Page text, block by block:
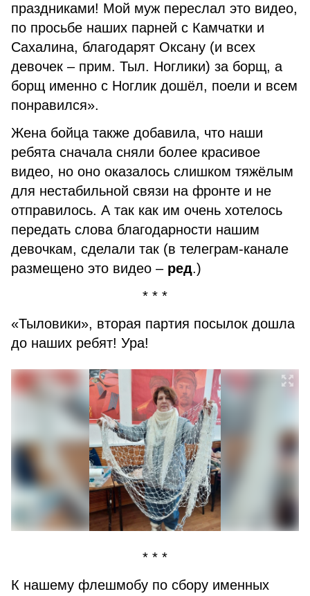
праздниками! Мой муж переслал это видео,
по просьбе наших парней с Камчатки и
Сахалина, благодарят Оксану (и всех
девочек – прим. Тыл. Ноглики) за борщ, а
борщ именно с Ноглик дошёл, поели и всем
понравился».
Жена бойца также добавила, что наши
ребята сначала сняли более красивое
видео, но оно оказалось слишком тяжёлым
для нестабильной связи на фронте и не
отправилось. А так как им очень хотелось
передать слова благодарности нашим
девочкам, сделали так (в телеграм-канале
размещено это видео – ред.)
* * *
«Тыловики», вторая партия посылок дошла
до наших ребят! Ура!
* * *
К нашему флешмобу по сбору именных